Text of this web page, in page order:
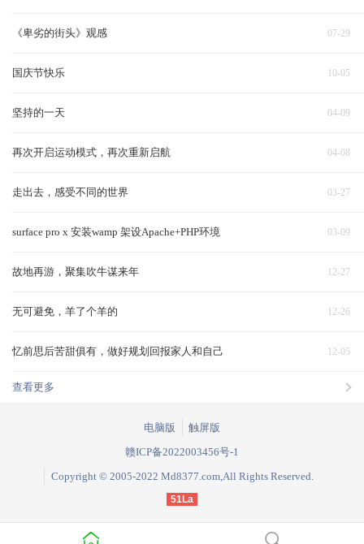
07-29
《卑劣的街头》观感
10-05
国庆节快乐
04-09
坚持的一天
04-08
再次开启运动模式，再次重新启航
03-27
走出去，感受不同的世界
03-09
surface pro x 安装wamp 架设Apache+PHP环境
12-27
故地再游，聚集吹牛谋来年
12-26
无可避免，羊了个羊的
12-05
忆前思后苦甜俱有，做好规划回报家人和自己
查看更多
电脑版
触屏版
赣ICP备2022003456号-1
Copyright © 2005-2022 Md8377.com,All Rights Reserved.
51La